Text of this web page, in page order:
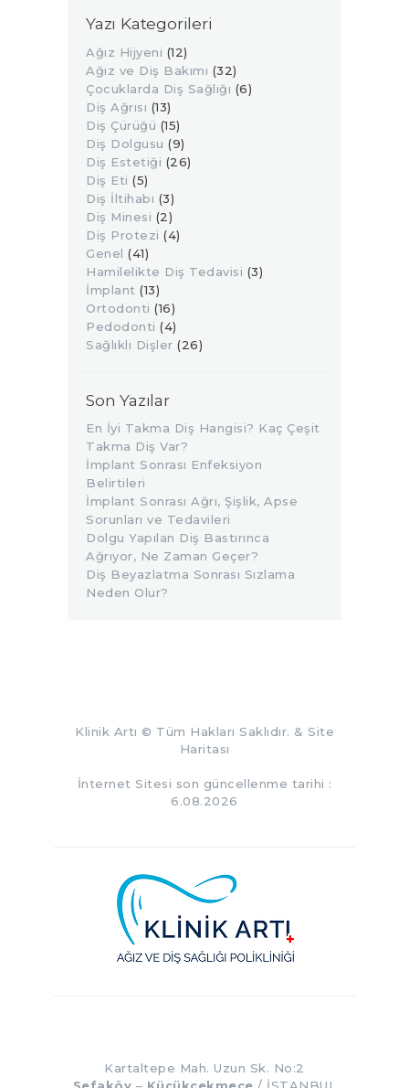
Yazı Kategorileri
Ağız Hijyeni (12)
Ağız ve Diş Bakımı (32)
Çocuklarda Diş Sağlığı (6)
Diş Ağrısı (13)
Diş Çürüğü (15)
Diş Dolgusu (9)
Diş Estetiği (26)
Diş Eti (5)
Diş İltihabı (3)
Diş Minesi (2)
Diş Protezi (4)
Genel (41)
Hamilelikte Diş Tedavisi (3)
İmplant (13)
Ortodonti (16)
Pedodonti (4)
Sağlıklı Dişler (26)
Son Yazılar
En İyi Takma Diş Hangisi? Kaç Çeşit
Takma Diş Var?
İmplant Sonrası Enfeksiyon
Belirtileri
İmplant Sonrası Ağrı, Şişlik, Apse
Sorunları ve Tedavileri
Dolgu Yapılan Diş Bastırınca
Ağrıyor, Ne Zaman Geçer?
Diş Beyazlatma Sonrası Sızlama
Neden Olur?
Klinik Artı © Tüm Hakları Saklıdır. & Site
Haritası
İnternet Sitesi son güncellenme tarihi :
6.08.2026
Kartaltepe Mah. Uzun Sk. No:2